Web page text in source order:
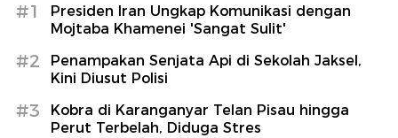
#1
Presiden Iran Ungkap Komunikasi dengan
Mojtaba Khamenei 'Sangat Sulit'
#2
Penampakan Senjata Api di Sekolah Jaksel,
Kini Diusut Polisi
#3
Kobra di Karanganyar Telan Pisau hingga
Perut Terbelah, Diduga Stres